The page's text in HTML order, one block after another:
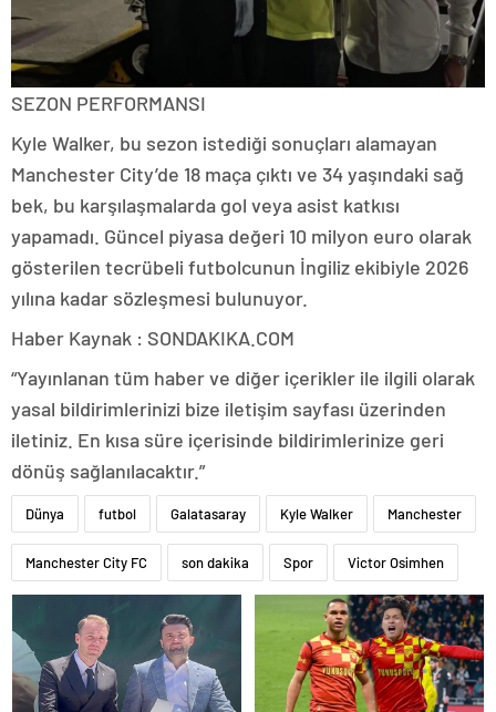
SEZON PERFORMANSI
Kyle Walker, bu sezon istediği sonuçları alamayan
Manchester City’de 18 maça çıktı ve 34 yaşındaki sağ
bek, bu karşılaşmalarda gol veya asist katkısı
yapamadı. Güncel piyasa değeri 10 milyon euro olarak
gösterilen tecrübeli futbolcunun İngiliz ekibiyle 2026
yılına kadar sözleşmesi bulunuyor.
Haber Kaynak : SONDAKIKA.COM
“Yayınlanan tüm haber ve diğer içerikler ile ilgili olarak
yasal bildirimlerinizi bize iletişim sayfası üzerinden
iletiniz. En kısa süre içerisinde bildirimlerinize geri
dönüş sağlanılacaktır.”
Dünya futbol Galatasaray Kyle Walker Manchester
Manchester City FC son dakika Spor Victor Osimhen